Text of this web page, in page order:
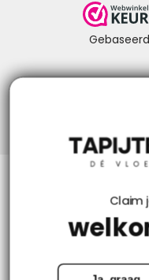
Mijn account
Claim